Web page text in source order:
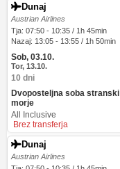
Dunaj
Austrian Airlines
Tja: 07:50 - 10:35 / 1h 45min
Nazaj: 13:05 - 13:55 / 1h 50min
Sob, 03.10.
Tor, 13.10.
10 dni
Dvoposteljna soba
morje
All Inclusive
Brez transferja
Dunaj
Austrian Airlines